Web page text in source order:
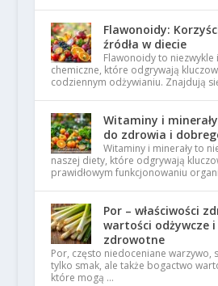
Flawonoidy:
źródła w diecie
Flawonoidy to niezwykle
chemiczne, które odgrywają
codziennym odżywianiu. Znajdują
Witaminy i
do zdrowia i
Witaminy i minerały to
naszej diety, które odgrywają
prawidłowym funkcjonowaniu
Por – właściwości
wartości odżywcze
zdrowotne
Por, często niedoceniane warzywo,
tylko smak, ale także bogactwo
które mogą …